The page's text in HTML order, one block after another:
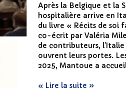
Après la Belgique et la
hospitalière arrive en
du livre « Récits de soi
co-écrit par Valéria
de contributeurs,
ouvrent leurs portes.
2025, Mantoue a
« Lire la suite »